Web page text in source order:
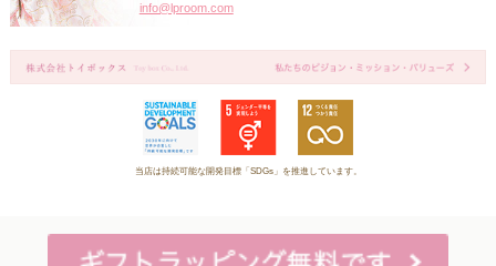
info@lproom.com
当店は持続可能な開発目標「SDGs」を推進しています。